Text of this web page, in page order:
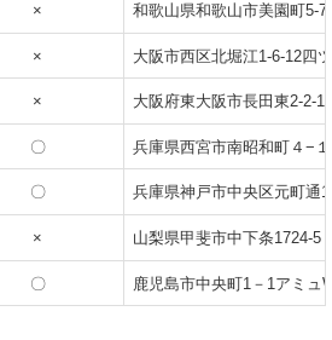
× 和歌山県和歌山市美園町5-
× 大阪市西区北堀江1-6-12四
× 大阪府東大阪市長田東2-
〇 兵庫県西宮市南昭和町４−
〇 兵庫県神戸市中央区元町通
× 山梨県甲斐市中下条1724-
〇 鹿児島市中央町1－1アミュ